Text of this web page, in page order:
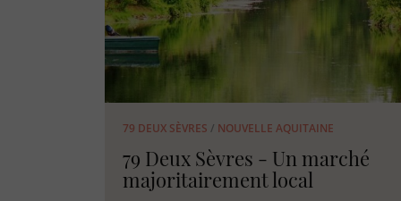
79 DEUX SÈVRES / NOUVELLE AQUITAINE
79 Deux Sèvres - Un marché
majoritairement local